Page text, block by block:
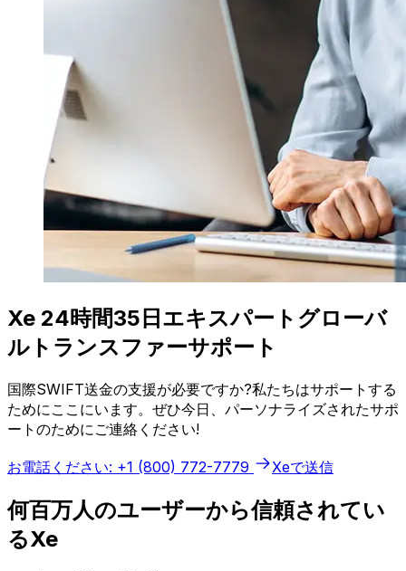
Xe 24時間35日エキスパートグローバ
ルトランスファーサポート
国際SWIFT送金の支援が必要ですか?私たちはサポートする
ためにここにいます。ぜひ今日、パーソナライズされたサポ
ートのためにご連絡ください!
お電話ください: +1 (800) 772-7779 Xeで送信
何百万人のユーザーから信頼されてい
るXe